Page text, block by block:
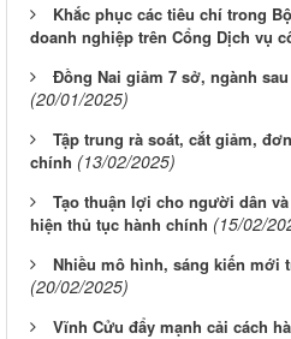
Khắc phục các tiêu chí trong
doanh nghiệp trên Cổng Dịch vụ
Đồng Nai giảm 7 sở, ngành
(20/01/2025)
Tập trung rà soát, cắt giảm,
chính (13/02/2025)
Tạo thuận lợi cho người dân
hiện thủ tục hành chính (15/02/
Nhiều mô hình, sáng kiến mới
(20/02/2025)
Vĩnh Cửu đẩy mạnh cải cách